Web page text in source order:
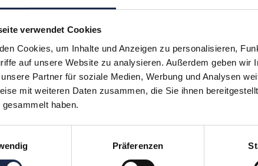
verwendet Cookies
Cookies, um Inhalte und Anzeigen zu personalisieren,
auf unsere Website zu analysieren. Außerdem geben wir
Partner für soziale Medien, Werbung und Analysen
mit weiteren Daten zusammen, die Sie ihnen
haben.
Präferenzen
mehr verpassen: Jetzt für den